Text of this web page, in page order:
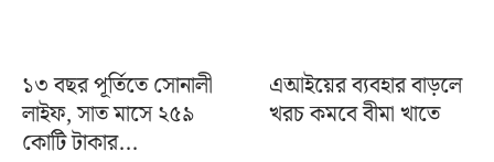
১৩ বছর পূর্তিতে সোনালী
লাইফ, সাত মাসে ২৫৯
কোটি টাকার...
এআইয়ের ব্যবহার বাড়লে
খরচ কমবে বীমা খাতে